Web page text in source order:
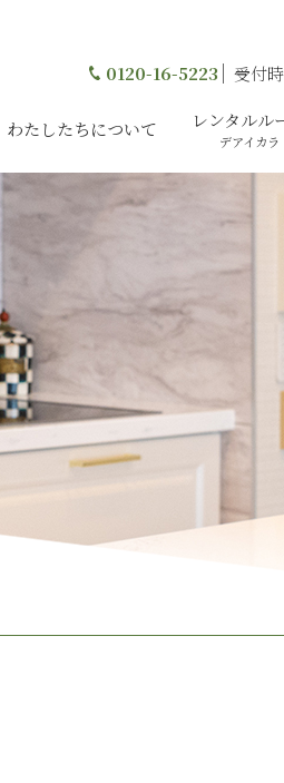
0120-16-5223 受付
わたしたちについて レンタルル
デアイカラ